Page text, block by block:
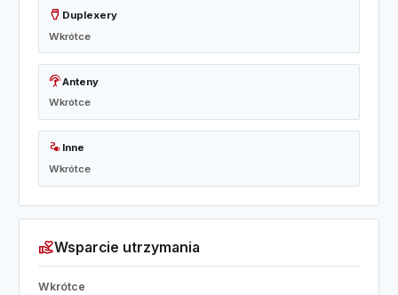
settings_input_hdmi Duplexery
Wkrótce
settings_input_antennaAnteny
Wkrótce
electrical_services Inne
Wkrótce
volunteer_activismWsparcie utrzymania
Wkrótce